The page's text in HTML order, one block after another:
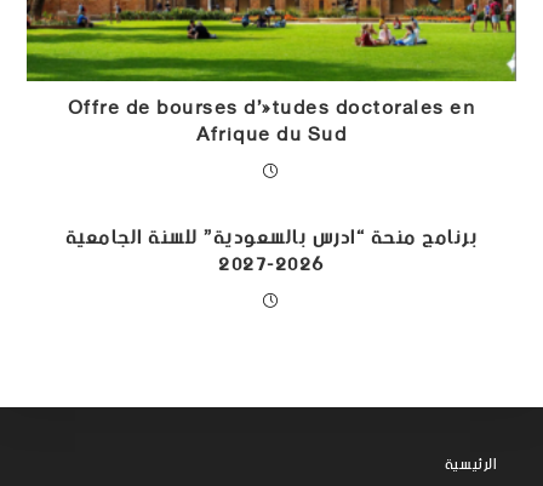
Offre de bourses d’études doctorales en
Afrique du Sud
برنامج منحة “ادرس بالسعودية” للسنة الجامعية
2026-2027
الرئيسية